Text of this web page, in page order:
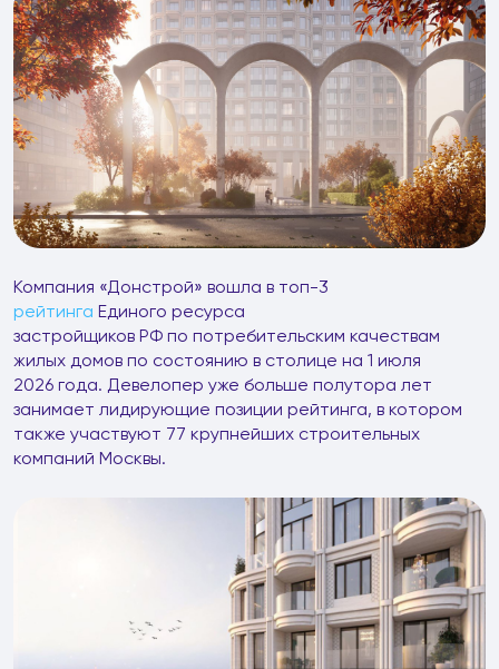
Компания «Донстрой» вошла в топ-3
рейтинга Единого ресурса
застройщиков РФ по потребительским качествам
жилых домов по состоянию в столице на 1 июля
2026 года. Девелопер уже больше полутора лет
занимает лидирующие позиции рейтинга, в котором
также участвуют 77 крупнейших строительных
компаний Москвы.